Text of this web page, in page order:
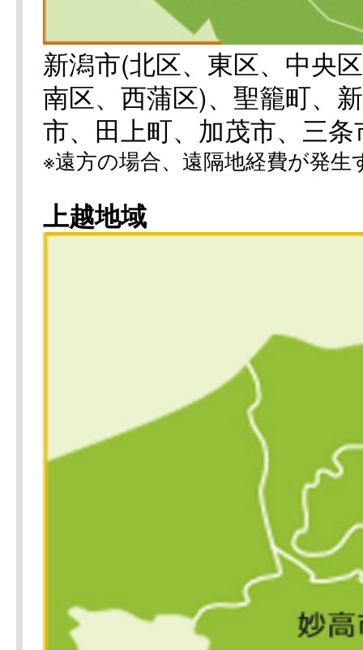
新潟市(北区、東区、中央
南区、西蒲区)、聖籠町、
市、田上町、加茂市、三
※遠方の場合、遠隔地経費が発
上越地域